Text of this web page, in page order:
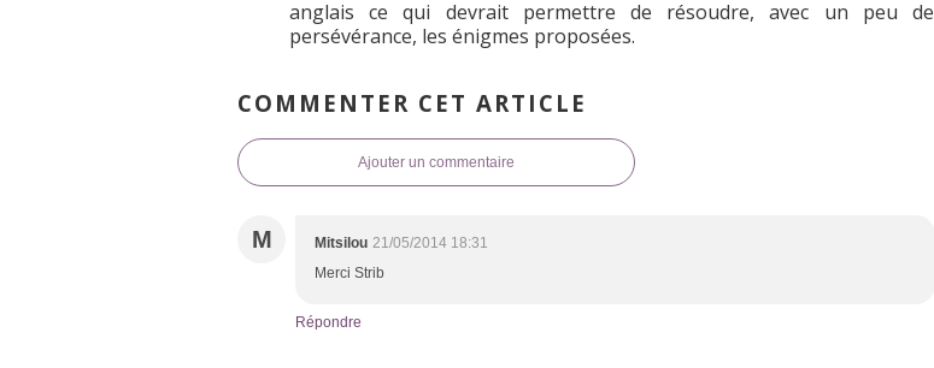
anglais ce qui devrait permettre de résoudre, avec un peu de
persévérance, les énigmes proposées.
COMMENTER CET ARTICLE
Ajouter un commentaire
M Mitsilou 21/05/2014 18:31
Merci Strib
Répondre